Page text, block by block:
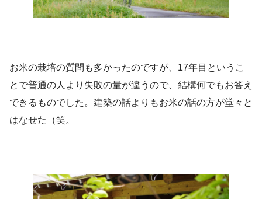
お米の栽培の質問も多かったのですが、17年目というこ
とで普通の人より失敗の量が違うので、結構何でもお答え
できるものでした。建築の話よりもお米の話の方が堂々と
はなせた（笑。